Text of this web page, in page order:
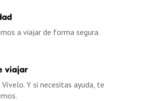
a viajar de forma segura.
viajar
Y si necesitas ayuda, te